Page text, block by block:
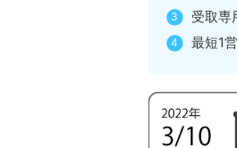
受取専
最短1